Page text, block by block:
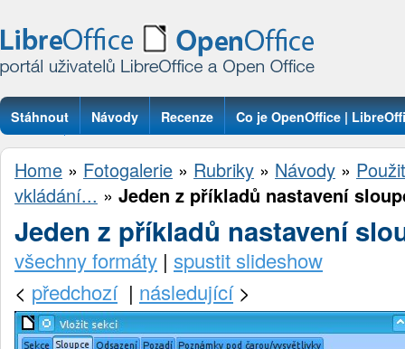
Stáhnout Návody Recenze Co je OpenOffice |
Otázky
Home » Fotogalerie » Rubriky » Návody »
vkládání... » Jeden z příkladů nastavení
Jeden z příkladů nastavení
všechny formáty | spustit slideshow
< předchozí| následující>